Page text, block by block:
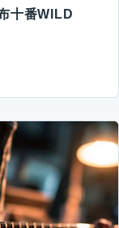
十番WILD